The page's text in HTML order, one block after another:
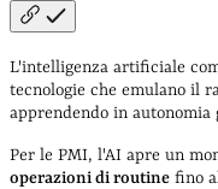
L'intelligenza artificiale
tecnologie che emulano il
apprendendo in
Per le PMI, l'AI apre un
operazioni di routine fino